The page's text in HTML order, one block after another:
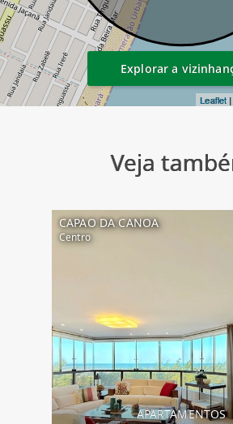
Leaflet
Explorar a
Veja
CAPAO DA CANOA
Centro
APARTAMENTOS